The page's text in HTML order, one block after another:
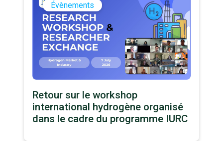
Évènements
Retour sur le workshop
international hydrogène organisé
dans le cadre du programme IURC